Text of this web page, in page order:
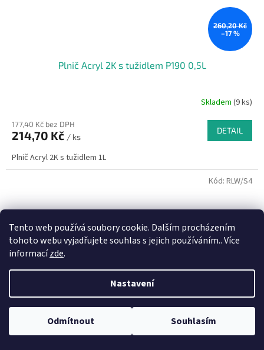
Tento web používá soubory cookie. Dalším procházením
tohoto webu vyjadřujete souhlas s jejich používáním.. Více
informacízde.
Nastavení
Odmítnout Souhlasím
260,20 Kč
–17 %
Plnič Acryl 2K s tužidlem P190 0,5L
Skladem (9 ks)
177,40 Kč bez DPH
214,70 Kč / ks
DETAIL
Plnič Acryl 2K s tužidlem 1L
–29 %
Kód: RLW/S4